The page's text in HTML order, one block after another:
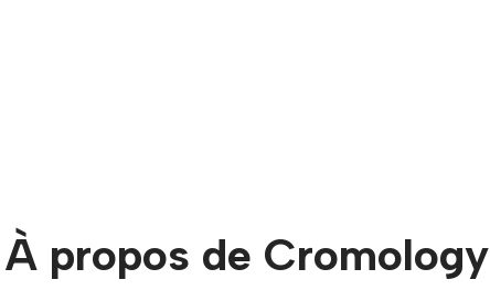
À propos de Cromology